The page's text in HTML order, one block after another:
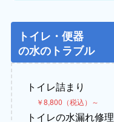
トイレ・便器
の水のトラブル
トイレ詰まり
￥8,800（税込）～
トイレの水漏れ修理